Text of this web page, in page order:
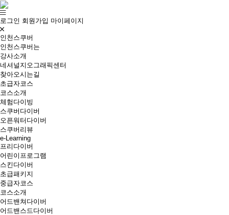
로그인 회원가입 마이페이지
인천스쿠버
인천스쿠버는
강사소개
네셔널지오그래픽센터
찾아오시는길
초급자코스
코스소개
체험다이빙
스쿠버다이버
오픈워터다이버
스쿠버리뷰
e-Learning
프리다이버
어린이프로그램
스킨다이버
초급패키지
중급자코스
코스소개
어드밴쳐다이버
어드밴스드다이버